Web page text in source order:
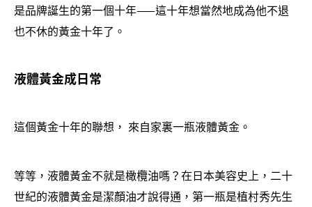
是品牌誕生的第一個十年⸺這十年想當然地成為他不退
也不休的黃金十年了。
液體黃金成日常
這個黃金十年的聯想 ， 來自家裏一瓶液體黃金。
等等 ， 液體黃金不就是橄欖油嗎 ？在日本美容史上 ， 二十
世紀的液體黃金是潔顏油才說得通 ， 第一瓶是植村秀先生